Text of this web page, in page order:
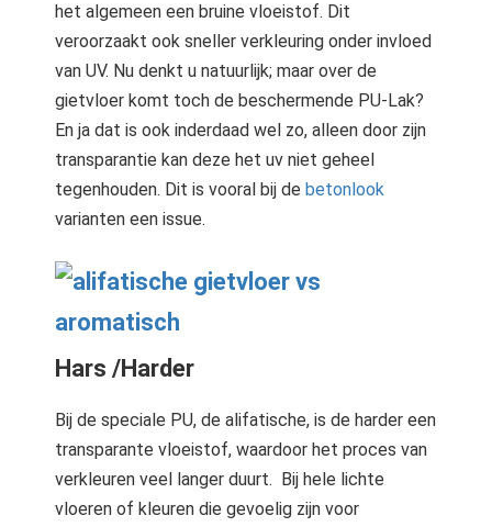
het algemeen een bruine vloeistof. Dit
veroorzaakt ook sneller verkleuring onder invloed
van UV. Nu denkt u natuurlijk; maar over de
gietvloer komt toch de beschermende PU-Lak?
En ja dat is ook inderdaad wel zo, alleen door zijn
transparantie kan deze het uv niet geheel
tegenhouden. Dit is vooral bij de betonlook
varianten een issue.
Hars /Harder
Bij de speciale PU, de alifatische, is de harder een
transparante vloeistof, waardoor het proces van
verkleuren veel langer duurt. Bij hele lichte
vloeren of kleuren die gevoelig zijn voor
van